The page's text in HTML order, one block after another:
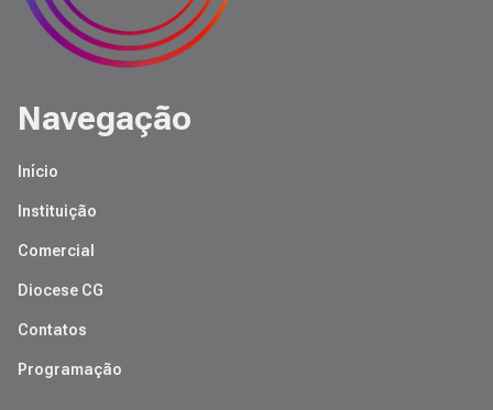
Navegação
Início
Instituição
Comercial
Diocese CG
Contatos
Programação